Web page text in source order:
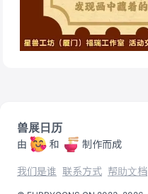
兽展日历
由 和 制作而成
我们是谁 联系方式 帮助文档